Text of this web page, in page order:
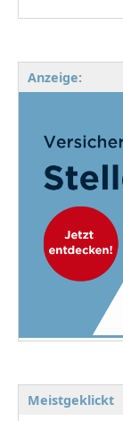
Anzeige:
Meistgeklickt